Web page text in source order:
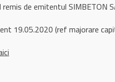
de emitentul SIMBETON
19.05.2020 (ref majorare